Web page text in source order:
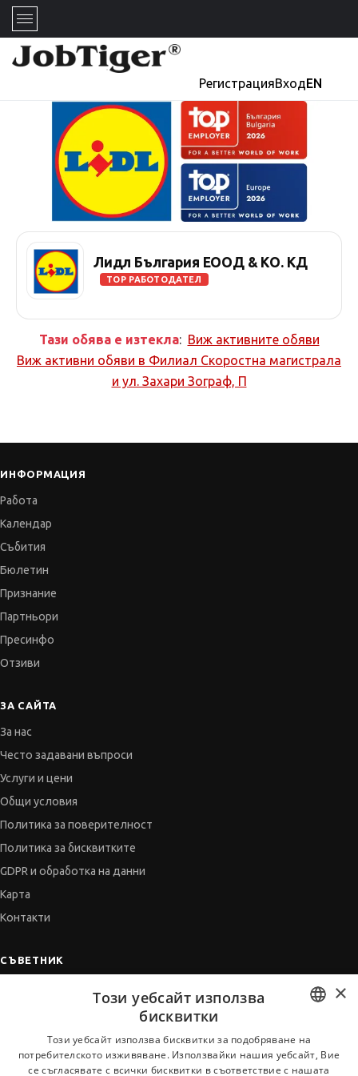
РегистрацияВходEN
Лидл България ЕООД & КО. КД
TOP РАБОТОДАТЕЛ
Тази обява е изтекла: Виж активните обяви
Виж активни обяви в Филиал Скоростна магистрала
и ул. Захари Зограф, П
ИНФОРМАЦИЯ
Работа
Календар
Събития
Бюлетин
Признание
Партньори
Пресинфо
Отзиви
ЗА САЙТА
За нас
Често задавани въпроси
Услуги и цени
Общи условия
Политика за поверителност
Политика за бисквитките
GDPR и обработка на данни
Карта
Контакти
СЪВЕТНИК
Когато получим оферта
BULGARIAN
ENGLISH
×
Този уебсайт използва
бисквитки
Този уебсайт използва бисквитки за подобряване на
потребителското изживяване. Използвайки нашия уебсайт, Вие
се съгласявате с всички бисквитки в съответствие с нашата